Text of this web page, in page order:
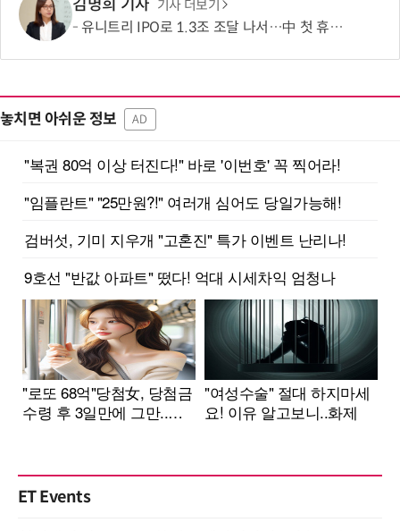
김명희 기자 기사 더보기
유니트리 IPO로 1.3조 조달 나서…中 첫 휴머노이드 상장사 탄생 임박
놓치면 아쉬운 정보 AD
ET Events